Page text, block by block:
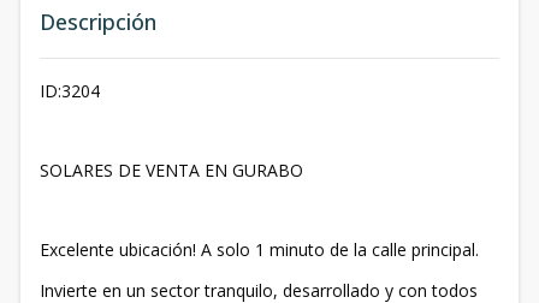
Descripción
ID:3204
SOLARES DE VENTA EN GURABO
Excelente ubicación! A solo 1 minuto de la calle principal.
Invierte en un sector tranquilo, desarrollado y con todos